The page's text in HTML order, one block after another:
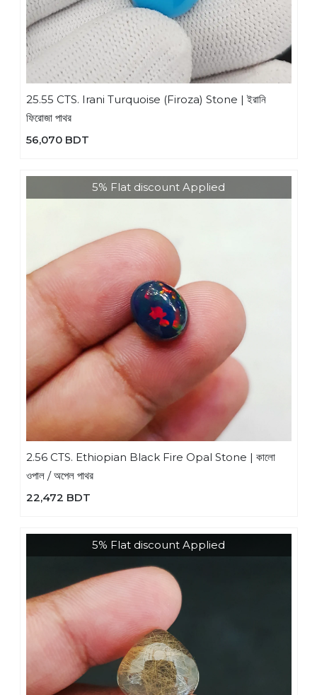
25.55 CTS. Irani Turquoise (Firoza) Stone | ইরানি
ফিরোজা পাথর
56,070 BDT
5% Flat discount Applied
2.56 CTS. Ethiopian Black Fire Opal Stone | কালো
ওপাল / অপেল পাথর
22,472 BDT
5% Flat discount Applied